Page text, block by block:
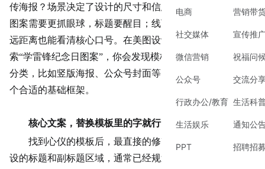
电商
社交媒体
微信营销
公众号
行政办公/教育
生活娱乐
PPT
营销带
宣传推
祝福问
交流分
生活科
通知公
招聘招
传海报？场景决定了设计的尺寸和信息的密度。线上传播的
图案需要更抓眼球，标题要醒目；线下张贴的海报则要保证
远距离也能看清核心口号。在美图设计室的模板库中直接搜
索“学雷锋纪念日图案”，你会发现模板已经按用途做了初步
分类，比如竖版海报、公众号封面等，这能帮你快速锁定一
个合适的基础框架。
核心文案，替换模板里的字就行
找到心仪的模板后，最直接的修改就是文字。模板中预
设的标题和副标题区域，通常已经规划好了视觉层级。你只